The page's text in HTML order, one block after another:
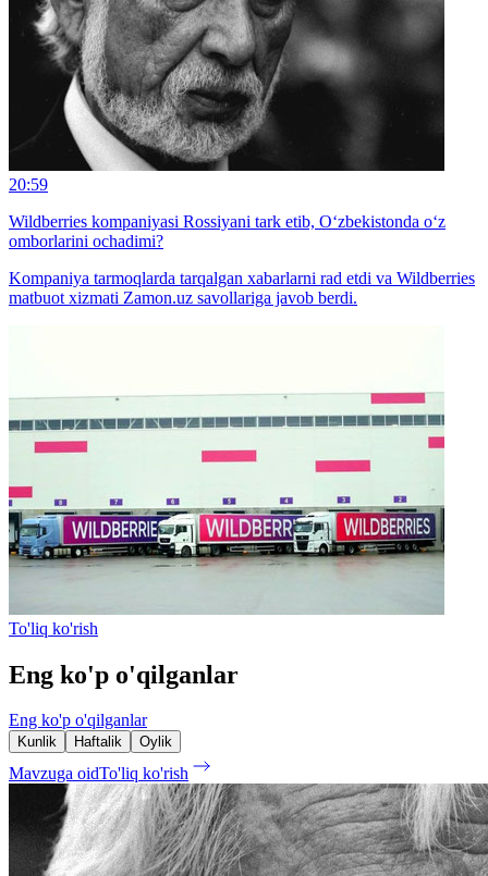
20:59
Wildberries kompaniyasi Rossiyani tark etib, O‘zbekistonda o‘z
omborlarini ochadimi?
Kompaniya tarmoqlarda tarqalgan xabarlarni rad etdi va Wildberries
matbuot xizmati Zamon.uz savollariga javob berdi.
To'liq ko'rish
Eng ko'p o'qilganlar
Eng ko'p o'qilganlar
Kunlik Haftalik Oylik
Mavzuga oidTo'liq ko'rish